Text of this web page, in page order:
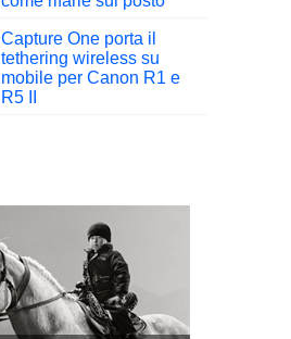
Capture One porta il
tethering wireless su
mobile per Canon R1 e
R5 II